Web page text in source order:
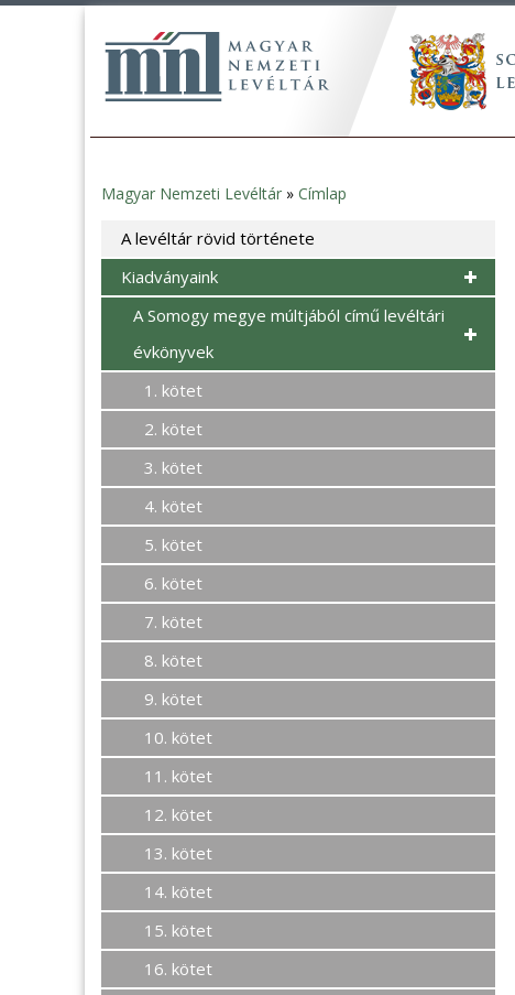
Jelenlegi
hely
Magyar Nemzeti Levéltár » Címlap
A levéltár rövid története
Kiadványaink
A Somogy megye múltjából című levéltári
évkönyvek
1. kötet
2. kötet
3. kötet
4. kötet
5. kötet
6. kötet
7. kötet
8. kötet
9. kötet
10. kötet
11. kötet
12. kötet
13. kötet
14. kötet
15. kötet
16. kötet